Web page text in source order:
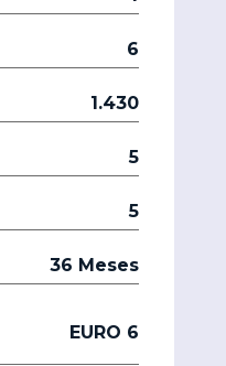
6
1.430
5
5
36 Meses
EURO 6